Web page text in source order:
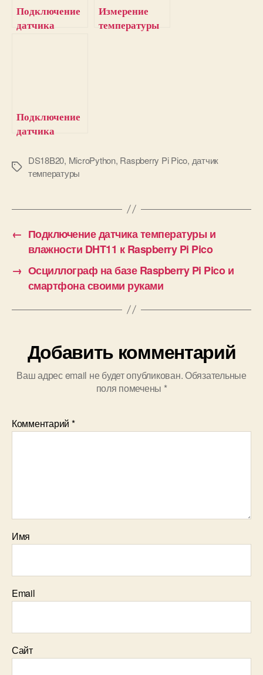
Подключение
датчика
Измерение
температуры
Подключение
датчика
DS18B20 к
Raspberry Pi
М
DS18B20, MicroPython, Raspberry Pi Pico, датчик
температуры
← Подключение датчика температуры и
влажности DHT11 к Raspberry Pi Pico
→ Осциллограф на базе Raspberry Pi Pico и
смартфона своими руками
Добавить комментарий
Ваш адрес email не будет опубликован.Обязательные
поля помечены *
Комментарий *
Имя
Email
Сайт